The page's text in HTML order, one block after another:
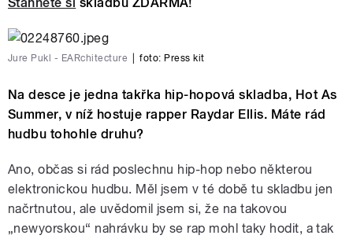
Jure Pukl - EARchitecture foto:Press kit
Na desce je jedna takřka hip-hopová skladba, Hot As
Summer, v níž hostuje rapper Raydar Ellis. Máte rád
hudbu tohohle druhu?
Ano, občas si rád poslechnu hip-hop nebo některou
elektronickou hudbu. Měl jsem v té době tu skladbu jen
načrtnutou, ale uvědomil jsem si, že na takovou
„newyorskou“ nahrávku by se rap mohl taky hodit, a tak